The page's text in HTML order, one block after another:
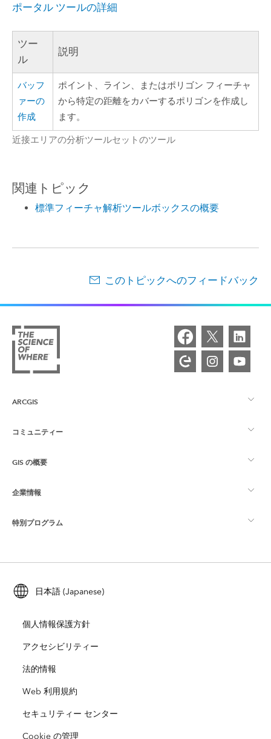
ポータル ツールの詳細
ツー
ル
説明
バッフ
ァーの
作成
ポイント、ライン、またはポリゴン フィーチャ
から特定の距離をカバーするポリゴンを作成し
ます。
近接エリアの分析ツールセットのツール
関連トピック
標準フィーチャ解析ツールボックスの概要
このトピックへのフィードバック
ARCGIS
ArcGIS の概要
マッピング
Esri ストア
コミュニティー
Esri Community
ArcGIS ブログ
Esri Young Professionals Network
GIS の概要
GIS とは
ロケーション インテリジェンス
トレーニング
ArcUser
ArcNews
ArcWatch
Esri ビデオ
企業情報
Esri について
採用情報
オープンビジョン
企業行動規範
特別プログラム
ArcGIS for Student Use
自然保護
教育機関
日本語 (Japanese)
個人情報保護方針
アクセシビリティー
法的情報
Web 利用規約
セキュリティー センター
Cookie の管理